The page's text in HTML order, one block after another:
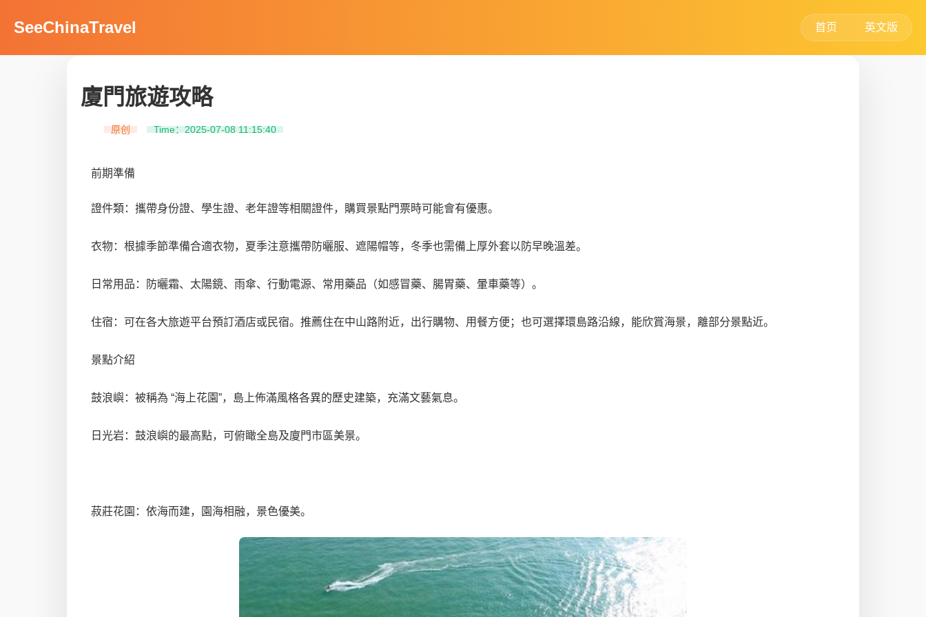
SeeChinaTravel 首页 英文版
廈門旅遊攻略
原创 Time：2025-07-08 11:15:40
前期準備
證件類：攜帶身份證、學生證、老年證等相關證件，購買景點門票時可能會有優惠。
衣物：根據季節準備合適衣物，夏季注意攜帶防曬服、遮陽帽等，冬季也需備上厚外套以防早晚溫差。
日常用品：防曬霜、太陽鏡、雨傘、行動電源、常用藥品（如感冒藥、腸胃藥、暈車藥等）。
住宿：可在各大旅遊平台預訂酒店或民宿。推薦住在中山路附近，出行購物、用餐方便；也可選擇環島路沿線，能欣賞海景，離部分景點近。
景點介紹
鼓浪嶼：被稱為 “海上花園”，島上佈滿風格各異的歷史建築，充滿文藝氣息。
日光岩：鼓浪嶼的最高點，可俯瞰全島及廈門市區美景。
菽莊花園：依海而建，園海相融，景色優美。